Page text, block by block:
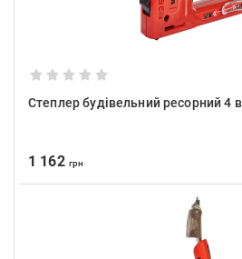
Степлер будівельний ресорний 4
1 162 грн